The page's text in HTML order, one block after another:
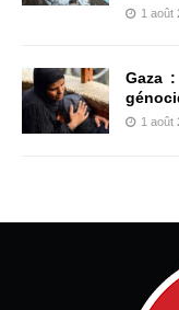
1 août
Gaza
1 août